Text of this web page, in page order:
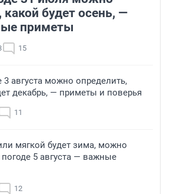
какой будет осень, —
приметы
15
3 августа можно определить,
декабрь, — приметы и поверья
11
мягкой будет зима, можно
погоде 5 августа — важные
12